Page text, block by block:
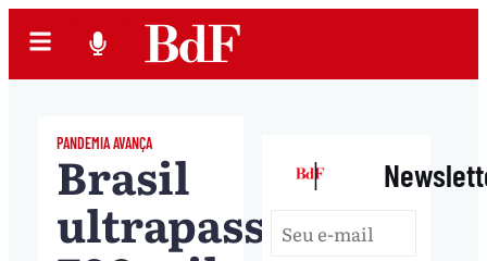
PANDEMIA AVANÇA
Brasil
ultrapassa
|